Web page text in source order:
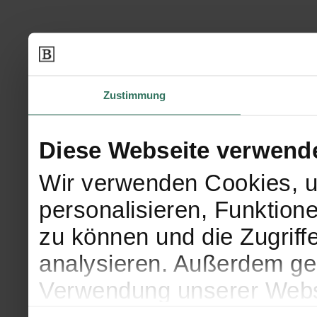
Zustimmung
Diese Webseite
Wir verwenden Cookies,
personalisieren,
zu können und die
analysieren. Außerdem
Verwendung unserer